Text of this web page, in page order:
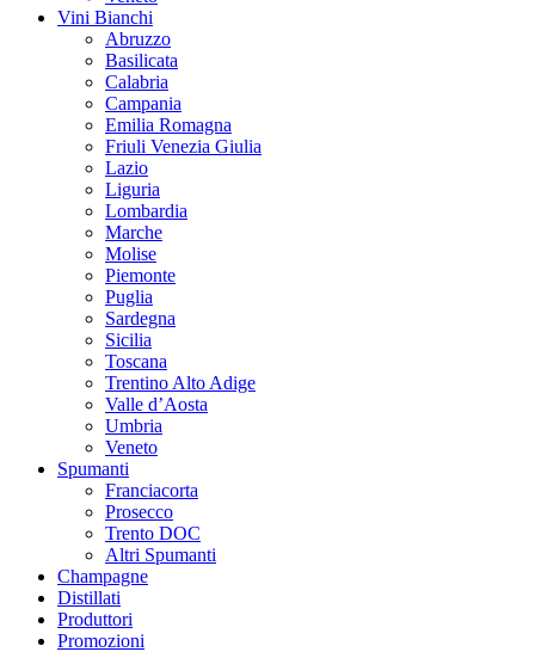
Vini Bianchi
Abruzzo
Basilicata
Calabria
Campania
Emilia Romagna
Friuli Venezia Giulia
Lazio
Liguria
Lombardia
Marche
Molise
Piemonte
Puglia
Sardegna
Sicilia
Toscana
Trentino Alto Adige
Valle d’Aosta
Umbria
Veneto
Spumanti
Franciacorta
Prosecco
Trento DOC
Altri Spumanti
Champagne
Distillati
Produttori
Promozioni